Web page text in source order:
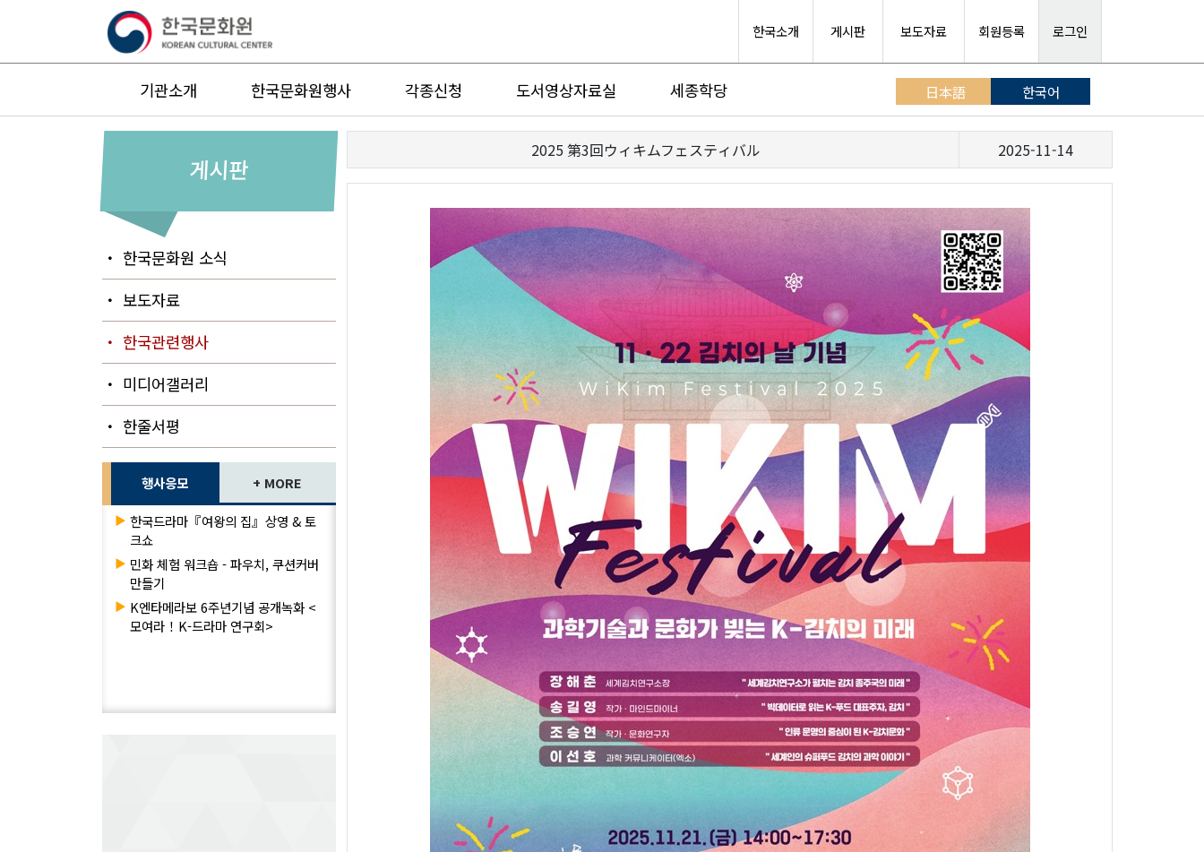
한국소개 게시판 보도자료 회원등록 로그인
기관소개 한국문화원행사 각종신청 도서영상자료실 세종학당 日本語 한국어
게시판
・ 한국문화원 소식
・ 보도자료
・ 한국관련행사
・ 미디어갤러리
・ 한줄서평
행사응모 + MORE
▶ 한국드라마『여왕의 집』상영 & 토
크쇼
▶ 민화 체험 워크숍 - 파우치, 쿠션커버
만들기
▶ K엔타메라보 6주년기념 공개녹화 <
모여라！K-드라마 연구회>
2025 第3回ウィキムフェスティバル 2025-11-14